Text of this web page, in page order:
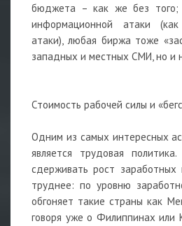
бюджета – как же без
информационной атаки
атаки), любая биржа тоже
западных и местных СМИ, но и
Стоимость рабочей силы и
Одним из самых интересных
является трудовая
сдерживать рост заработных
труднее: по уровню
обгоняет такие страны как
говоря уже о Филиппинах или